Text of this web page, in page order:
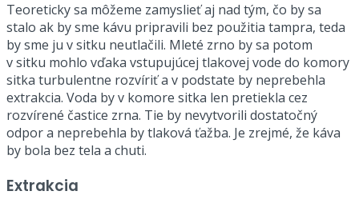
Teoreticky sa môžeme zamyslieť aj nad tým, čo by sa
stalo ak by sme kávu pripravili bez použitia tampra, teda
by sme ju v sitku neutlačili. Mleté zrno by sa potom
v sitku mohlo vďaka vstupujúcej tlakovej vode do komory
sitka turbulentne rozvíriť a v podstate by neprebehla
extrakcia. Voda by v komore sitka len pretiekla cez
rozvírené častice zrna. Tie by nevytvorili dostatočný
odpor a neprebehla by tlaková ťažba. Je zrejmé, že káva
by bola bez tela a chuti.
Extrakcia